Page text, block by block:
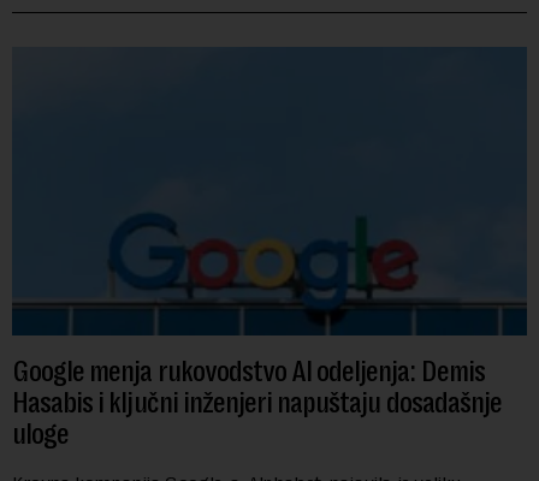
Google menja rukovodstvo AI odeljenja: Demis
Hasabis i ključni inženjeri napuštaju dosadašnje
uloge